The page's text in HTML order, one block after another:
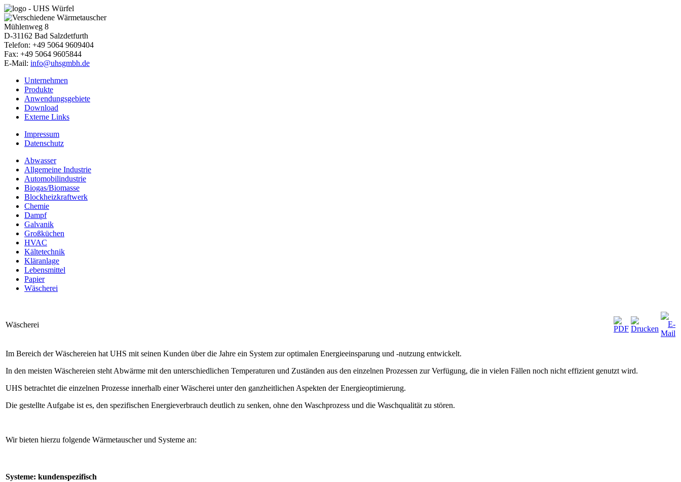
Mühlenweg 8
D-31162 Bad Salzdetfurth
Telefon: +49 5064 9609404
Fax: +49 5064 9605844
E-Mail: info@uhsgmbh.de
Unternehmen
Produkte
Anwendungsgebiete
Download
Externe Links
Impressum
Datenschutz
Abwasser
Allgemeine Industrie
Automobilindustrie
Biogas/Biomasse
Blockheizkraftwerk
Chemie
Dampf
Galvanik
Großküchen
HVAC
Kältetechnik
Kläranlage
Lebensmittel
Papier
Wäscherei
Wäscherei
Im Bereich der Wäschereien hat UHS mit seinen Kunden über die Jahre ein System zur optimalen Energieeinsparung und -nutzung entwickelt.
In den meisten Wäschereien steht Abwärme mit den unterschiedlichen Temperaturen und Zuständen aus den einzelnen Prozessen zur Verfügung, die in vielen Fällen noch nicht effizient genutzt wird.
UHS betrachtet die einzelnen Prozesse innerhalb einer Wäscherei unter den ganzheitlichen Aspekten der Energieoptimierung.
Die gestellte Aufgabe ist es, den spezifischen Energieverbrauch deutlich zu senken, ohne den Waschprozess und die Waschqualität zu stören.
Wir bieten hierzu folgende Wärmetauscher und Systeme an:
Systeme: kundenspezifisch